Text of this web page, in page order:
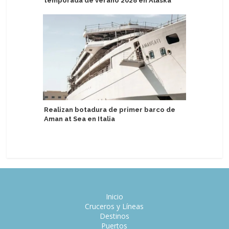
Realizan botadura de primer barco de
Aman at Sea en Italia
Inicio
Cruceros y Líneas
Destinos
Puertos